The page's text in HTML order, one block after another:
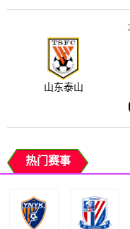
山东泰山
热门赛事